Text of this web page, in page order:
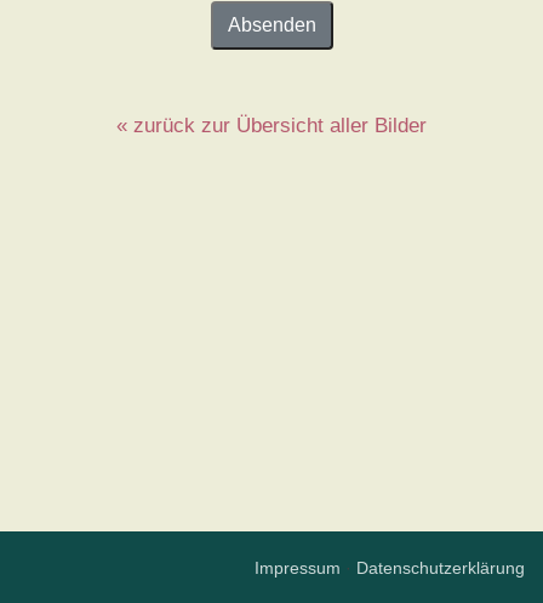
« zurück zur Übersicht aller Bilder
Impressum · Datenschutzerklärung